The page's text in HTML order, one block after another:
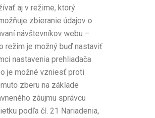
aj v režime, ktorý
zbieranie údajov o
návštevníkov webu –
režim je možný buď nastaviť
nastavenia prehliadača
je možné vzniesť proti
zberu na základe
záujmu správcu
podľa čl. 21 Nariadenia,